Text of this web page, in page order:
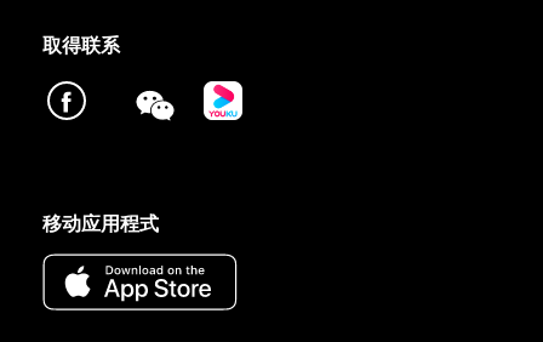
取得联系
移动应用程式